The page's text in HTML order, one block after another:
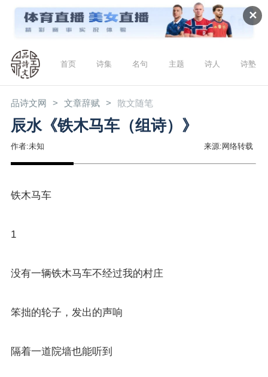
✕
首页 诗集 名句 主题 诗人 诗塾
品诗文网 文章辞赋 散文随笔
辰水《铁木马车（组诗）》
作者:未知 来源:网络转载
铁木马车
1
没有一辆铁木马车不经过我的村庄
笨拙的轮子，发出的声响
隔着一道院墙也能听到